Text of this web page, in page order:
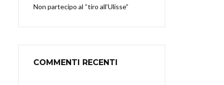
Non partecipo al “tiro all’Ulisse”
COMMENTI RECENTI